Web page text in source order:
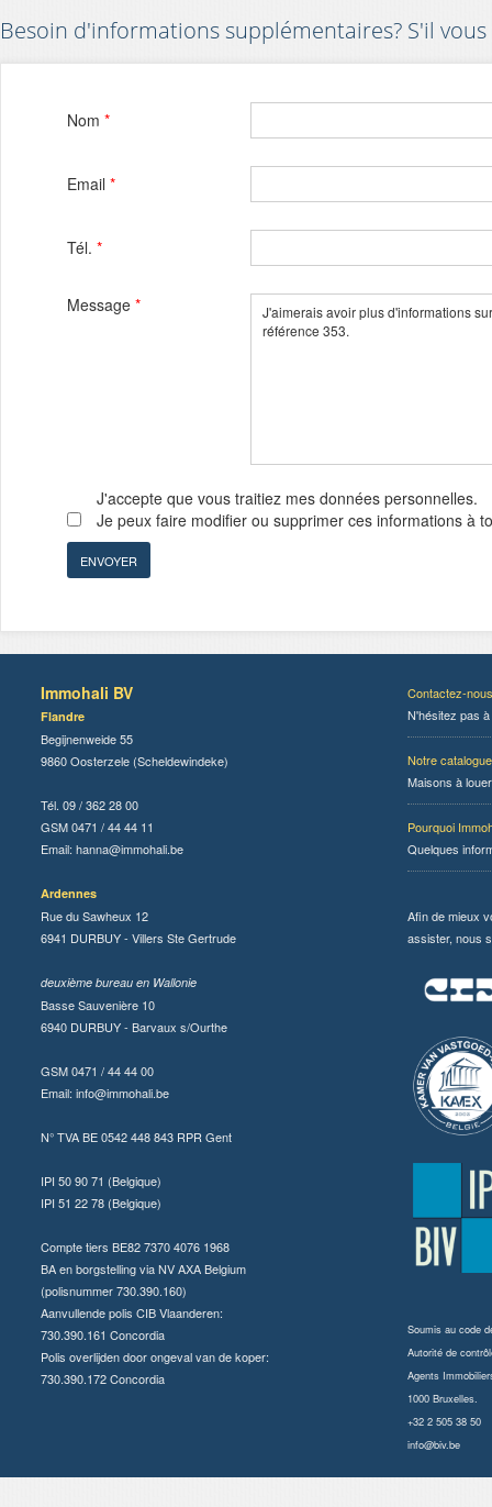
Besoin d'informations supplémentaires? S'il
Nom *
Email *
Tél. *
Message *
J'accepte que vous traitiez mes données personnelles.
Je peux faire modifier ou supprimer ces informations à
Immohali BV
Flandre
Begijnenweide 55
9860 Oosterzele (Scheldewindeke)
Tél. 09 / 362 28 00
GSM 0471 / 44 44 11
Email: hanna@immohali.be
Ardennes
Rue du Sawheux 12
6941 DURBUY - Villers Ste Gertrude
deuxième bureau en Wallonie
Basse Sauvenière 10
6940 DURBUY - Barvaux s/Ourthe
GSM 0471 / 44 44 00
Email: info@immohali.be
N° TVA BE 0542 448 843 RPR Gent
IPI 50 90 71 (Belgique)
IPI 51 22 78 (Belgique)
Compte tiers BE82 7370 4076 1968
BA en borgstelling via NV AXA Belgium
(polisnummer 730.390.160)
Aanvullende polis CIB Vlaanderen:
730.390.161 Concordia
Polis overlijden door ongeval van de koper:
730.390.172 Concordia
Contactez-nous
N'hésitez pas
Notre catalogue
Maisons à
Pourquoi
Quelques
Afin de mieux
assister, nous
Soumis au code
Autorité de
Agents
1000 Bruxelles.
+32 2 505 38 50
info@biv.be